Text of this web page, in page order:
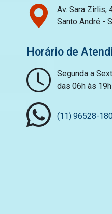
Av. Sara Zirlis,
Santo André -
Horário de
Segunda a
das 06h às 19h
(11) 96528-